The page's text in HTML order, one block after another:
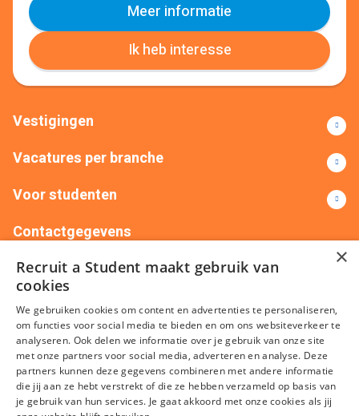
Meer informatie
Ik heb interesse
Vestigingen
Vacatures per branche
Voor studenten
Contactgegevens
+31(0)88 522 00 76
info@recruitastudent.nl
Alle vestigingen
×
Recruit a Student maakt gebruik van
cookies
We gebruiken cookies om content en advertenties te personaliseren,
om functies voor social media te bieden en om ons websiteverkeer te
analyseren. Ook delen we informatie over je gebruik van onze site
met onze partners voor social media, adverteren en analyse. Deze
partners kunnen deze gegevens combineren met andere informatie
die jij aan ze hebt verstrekt of die ze hebben verzameld op basis van
je gebruik van hun services. Je gaat akkoord met onze cookies als jij